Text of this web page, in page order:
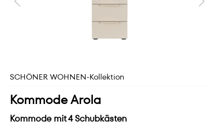
SCHÖNER WOHNEN-Kollektion
Kommode Arola
Kommode mit 4 Schubkästen